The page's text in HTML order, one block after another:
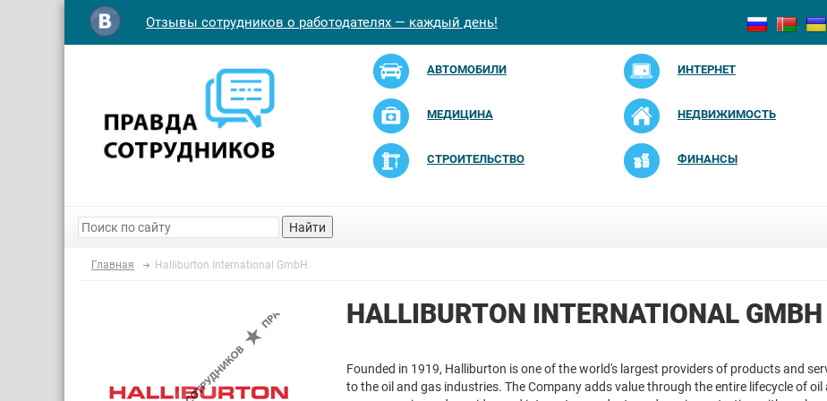
Отзывы сотрудников о работодателях — каждый день!
АВТОМОБИЛИ ИНТЕРНЕТ
МЕДИЦИНА НЕДВИЖИМОСТЬ
СТРОИТЕЛЬСТВО ФИНАНСЫ
Найти
Главная Halliburton International GmbH
HALLIBURTON INTERNATIONAL GMBH
Founded in 1919, Halliburton is one of the world's largest providers of products and
to the oil and gas industries. The Company adds value through the entire lifecycle of oil